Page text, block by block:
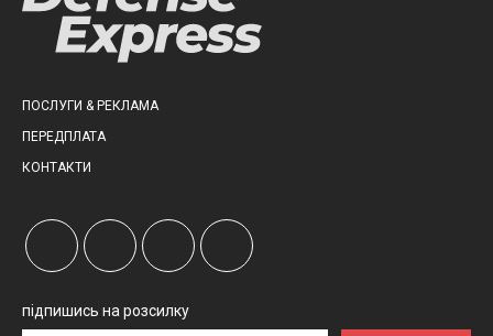
ПОСЛУГИ & РЕКЛАМА
ПЕРЕДПЛАТА
КОНТАКТИ
підпишись на розсилку